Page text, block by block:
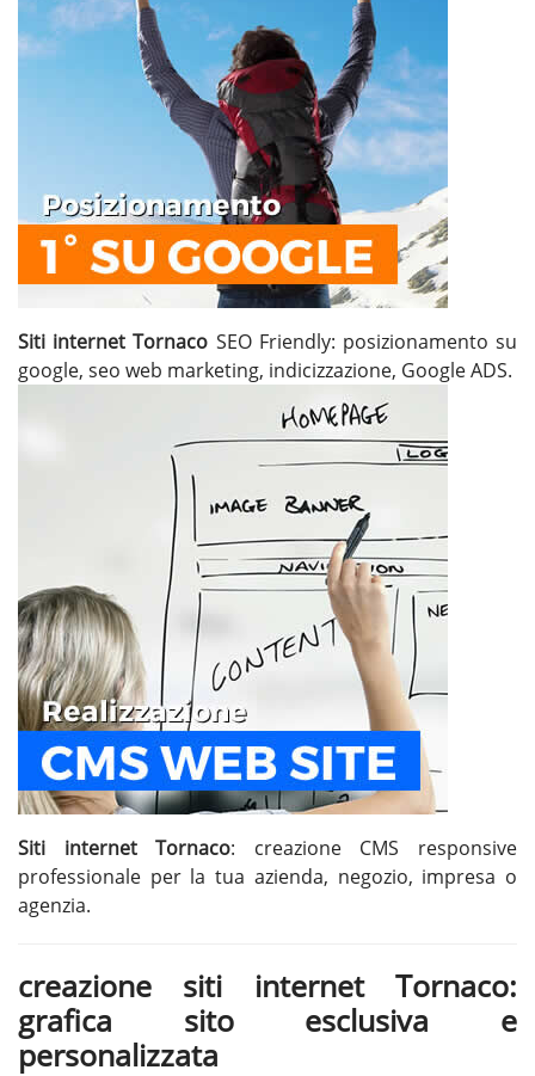
Siti internet Tornaco SEO Friendly: posizionamento su
google, seo web marketing, indicizzazione, Google ADS.
Siti internet Tornaco: creazione CMS responsive
professionale per la tua azienda, negozio, impresa o
agenzia.
creazione siti internet Tornaco:
grafica sito esclusiva e
personalizzata